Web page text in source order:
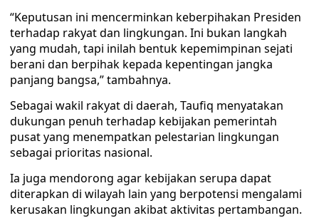
“Keputusan ini mencerminkan keberpihakan Presiden
terhadap rakyat dan lingkungan. Ini bukan langkah
yang mudah, tapi inilah bentuk kepemimpinan sejati
berani dan berpihak kepada kepentingan jangka
panjang bangsa,” tambahnya.
Sebagai wakil rakyat di daerah, Taufiq menyatakan
dukungan penuh terhadap kebijakan pemerintah
pusat yang menempatkan pelestarian lingkungan
sebagai prioritas nasional.
Ia juga mendorong agar kebijakan serupa dapat
diterapkan di wilayah lain yang berpotensi mengalami
kerusakan lingkungan akibat aktivitas pertambangan.